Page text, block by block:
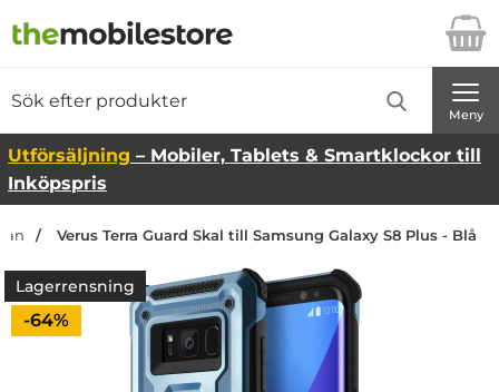
Startsidan för Danira Telecom AB
Meny
Utförsäljning – Mobiler, Tablets & Smartklockor till
Inköpspris
Verus Terra Guard Skal till Samsung Galaxy S8 Plus - Blå
Lagerrensning
Priset är nedsatt med
-64%